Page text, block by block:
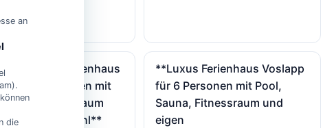
Luxus Ferienhaus
für 6 Personen mit
Fitnessraum
Fahrstuhl**
**Luxus Ferienhaus Voslapp
für 6 Personen mit Pool,
Sauna, Fitnessraum und
eigen
an
die